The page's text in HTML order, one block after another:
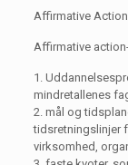
Affirmative
Affirmative
1.
mindretallenes
2. mål og
tidsretningslinjer
virksomhed,